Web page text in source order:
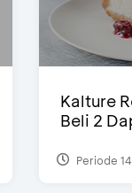
Kalture
Beli 2
Periode